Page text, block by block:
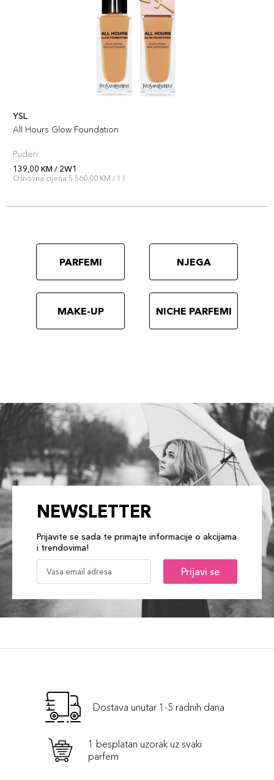
YSL
All Hours Glow Foundation
Puderi
139,00 KM / 2W1
Osnovna cijena 5.560,00 KM / 1 l
PARFEMI NJEGA
MAKE-UP NICHE PARFEMI
NEWSLETTER
Prijavite se sada te primajte informacije o akcijama
i trendovima!
Prijavi se
Dostava unutar 1-5 radnih dana
1 besplatan uzorak uz svaki
parfem